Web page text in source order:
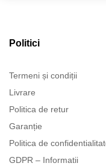
Politici
Termeni și condiții
Livrare
Politica de retur
Garanție
Politica de
GDPR – Informatii